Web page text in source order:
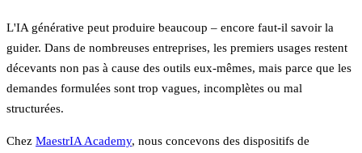
L'IA générative peut produire beaucoup – encore faut-il savoir la
guider. Dans de nombreuses entreprises, les premiers usages restent
décevants non pas à cause des outils eux-mêmes, mais parce que les
demandes formulées sont trop vagues, incomplètes ou mal
structurées.
Chez MaestrIA Academy, nous concevons des dispositifs de